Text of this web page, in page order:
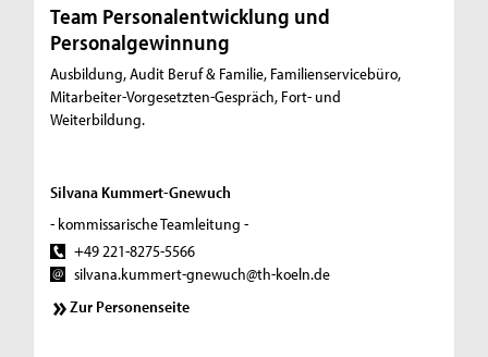
Team Personalentwicklung und
Personalgewinnung
Ausbildung, Audit Beruf & Familie, Familienservicebüro,
Mitarbeiter-Vorgesetzten-Gespräch, Fort- und
Weiterbildung.
Silvana Kummert-Gnewuch
- kommissarische Teamleitung -
+49 221-8275-5566
silvana.kummert-gnewuch@th-koeln.de
Zur Personenseite